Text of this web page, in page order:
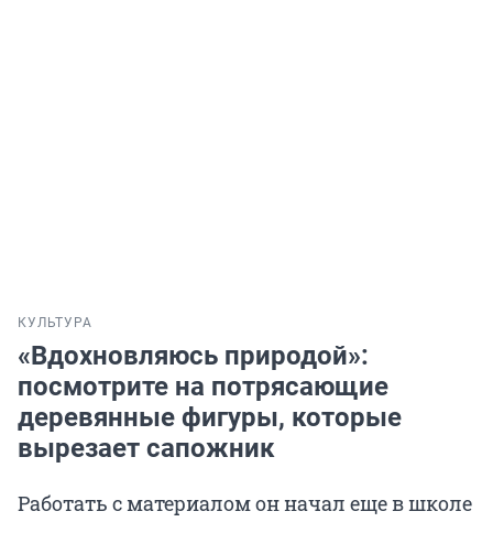
КУЛЬТУРА
«Вдохновляюсь природой»:
посмотрите на потрясающие
деревянные фигуры, которые
вырезает сапожник
Работать с материалом он начал еще в школе